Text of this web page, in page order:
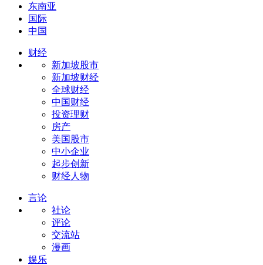
东南亚
国际
中国
财经
新加坡股市
新加坡财经
全球财经
中国财经
投资理财
房产
美国股市
中小企业
起步创新
财经人物
言论
社论
评论
交流站
漫画
娱乐